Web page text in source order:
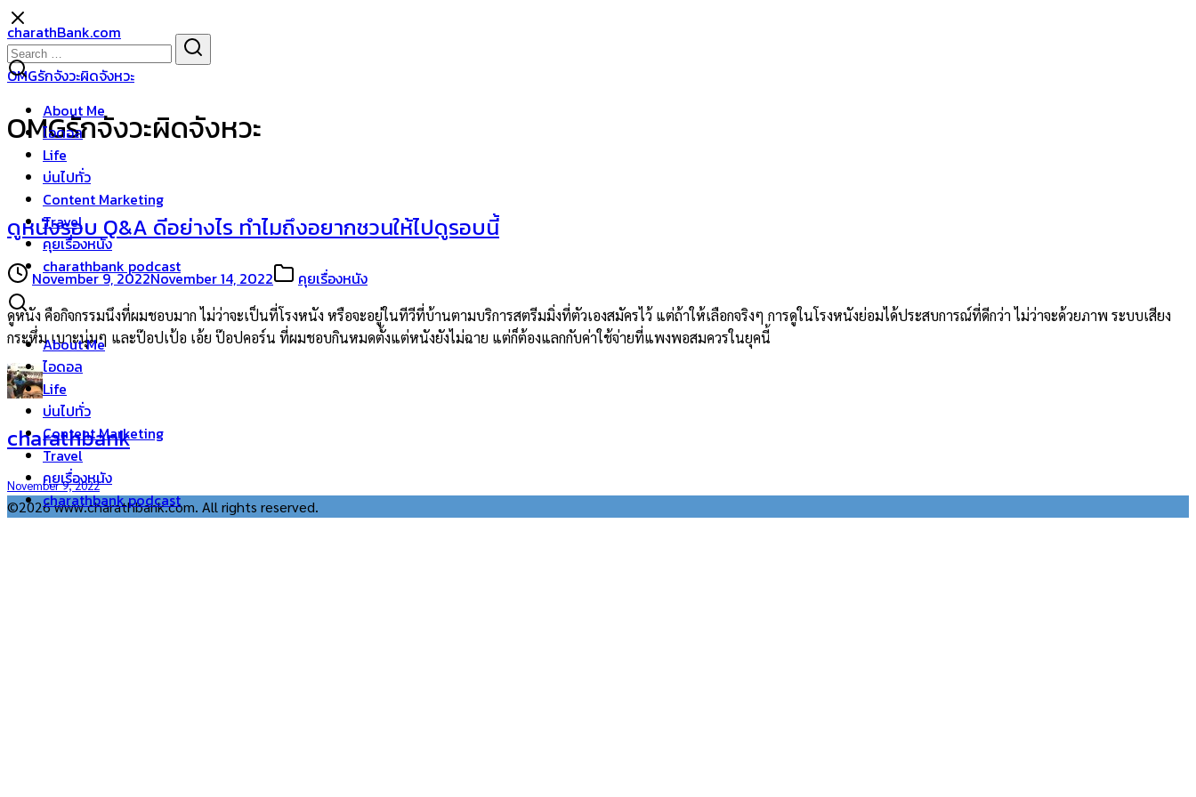
Skip
to
content
charathBank.com
About Me
ไอดอล
Life
บ่นไปทั่ว
Content Marketing
Travel
คุยเรื่องหนัง
charathbank podcast
About Me
ไอดอล
Life
บ่นไปทั่ว
Content Marketing
Travel
คุยเรื่องหนัง
charathbank podcast
Search
for:
OMGรักจังวะผิดจังหวะ
OMGรักจังวะผิดจังหวะ
ดูหนังรอบ Q&A ดีอย่างไร ทำไมถึงอยากชวนให้ไปดูรอบนี้
November 9, 2022November 14, 2022 คุยเรื่องหนัง
ดูหนัง คือกิจกรรมนึงที่ผมชอบมาก ไม่ว่าจะเป็นที่โรงหนัง หรือจะอยู่ในทีวีที่บ้านตามบริการสตรีมมิ่งที่ตัวเองสมัครไว้ แต่ถ้าให้เลือกจริงๆ การดูในโรงหนังย่อมได้ประสบการณ์ที่ดีกว่า ไม่ว่าจะด้วยภาพ ระบบเสียง
กระหึ่ม เบาะนุ่มๆ และป๊อปเป้อ เอ้ย ป๊อปคอร์น ที่ผมชอบกินหมดตั้งแต่หนังยังไม่ฉาย แต่ก็ต้องแลกกับค่าใช้จ่ายที่แพงพอสมควรในยุคนี้
charathbank
November 9, 2022
©2026 www.charathbank.com. All rights reserved.